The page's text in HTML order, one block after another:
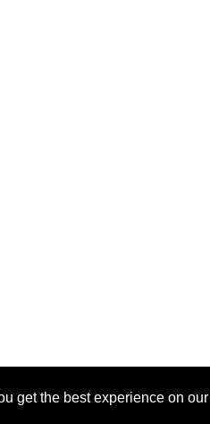
get the best experience on